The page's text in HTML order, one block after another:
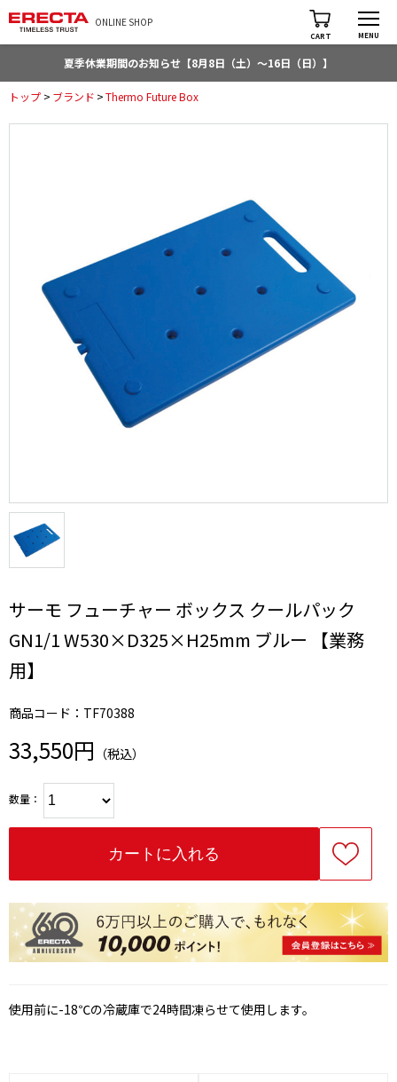
ONLINE SHOP
CART MENU
夏季休業期間のお知らせ【8月8日（土）～16日（日）】
トップ > ブランド >Thermo Future Box
サーモ フューチャー ボックス クールパック
GN1/1 W530×D325×H25mm ブルー 【業務
用】
商品コード：TF70388
33,550円 （税込）
数量：
使用前に-18℃の冷蔵庫で24時間凍らせて使用します。